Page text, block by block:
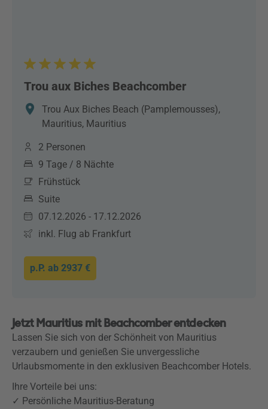
Trou aux Biches Beachcomber
Trou Aux Biches Beach (Pamplemousses),
Mauritius, Mauritius
2 Personen
9 Tage / 8 Nächte
Frühstück
Suite
07.12.2026 - 17.12.2026
inkl. Flug ab Frankfurt
p.P. ab 2937 €
Jetzt Mauritius mit Beachcomber entdecken
Lassen Sie sich von der Schönheit von Mauritius
verzaubern und genießen Sie unvergessliche
Urlaubsmomente in den exklusiven Beachcomber Hotels.
Ihre Vorteile bei uns:
✓ Persönliche Mauritius-Beratung